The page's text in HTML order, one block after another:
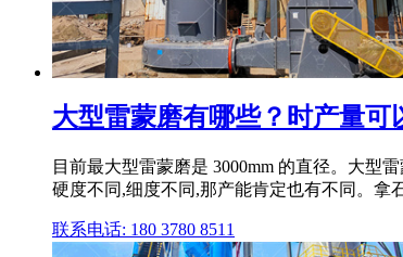
大型雷蒙磨有哪些？时产量可
目前最大型雷蒙磨是 3000mm 的直径。大型
硬度不同,细度不同,那产能肯定也有不同。拿
联系电话: 180 3780 8511